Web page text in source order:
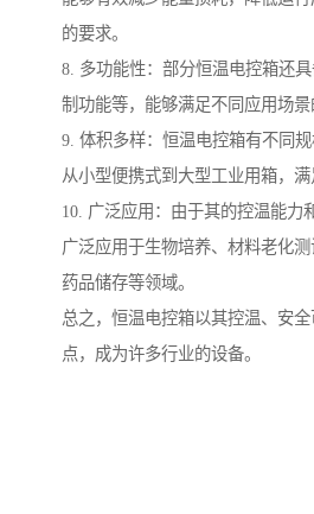
的要求。
8. 多功能性：部分恒温电控箱还
制功能等，能够满足不同应用场景
9. 体积多样：恒温电控箱有不同规
从小型便携式到大型工业用箱，满
10. 广泛应用：由于其的控温能力
广泛应用于生物培养、材料老化测
药品储存等领域。
总之，恒温电控箱以其控温、安
点，成为许多行业的设备。